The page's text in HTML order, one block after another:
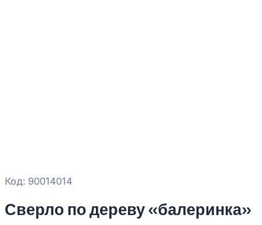
Код: 90014014
Сверло по дереву «балеринка»